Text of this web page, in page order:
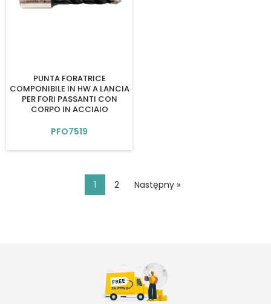
PUNTA FORATRICE
COMPONIBILE IN HW A LANCIA
PER FORI PASSANTI CON
CORPO IN ACCIAIO
PFO7519
1 2 Następny »